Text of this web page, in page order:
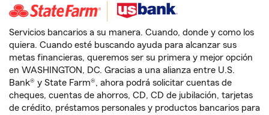
Servicios bancarios a su manera. Cuando, donde y como los
quiera. Cuando esté buscando ayuda para alcanzar sus
metas financieras, queremos ser su primera y mejor opción
en WASHINGTON, DC. Gracias a una alianza entre U.S.
Bank® y State Farm®, ahora podrá solicitar cuentas de
cheques, cuentas de ahorros, CD, CD de jubilación, tarjetas
de crédito, préstamos personales y productos bancarios para